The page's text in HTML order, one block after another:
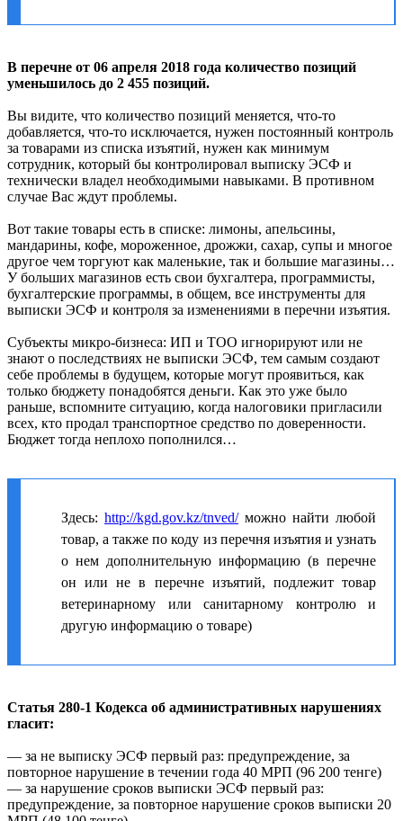
В перечне от 06 апреля 2018 года количество позиций
уменьшилось до 2 455 позиций.
Вы видите, что количество позиций меняется, что-то
добавляется, что-то исключается, нужен постоянный контроль
за товарами из списка изъятий, нужен как минимум
сотрудник, который бы контролировал выписку ЭСФ и
технически владел необходимыми навыками. В противном
случае Вас ждут проблемы.
Вот такие товары есть в списке: лимоны, апельсины,
мандарины, кофе, мороженное, дрожжи, сахар, супы и многое
другое чем торгуют как маленькие, так и большие магазины…
У больших магазинов есть свои бухгалтера, программисты,
бухгалтерские программы, в общем, все инструменты для
выписки ЭСФ и контроля за изменениями в перечни изъятия.
Субъекты микро-бизнеса: ИП и ТОО игнорируют или не
знают о последствиях не выписки ЭСФ, тем самым создают
себе проблемы в будущем, которые могут проявиться, как
только бюджету понадобятся деньги. Как это уже было
раньше, вспомните ситуацию, когда налоговики пригласили
всех, кто продал транспортное средство по доверенности.
Бюджет тогда неплохо пополнился…
Здесь: http://kgd.gov.kz/tnved/можно найти любой
товар, а также по коду из перечня изъятия и узнать
о нем дополнительную информацию (в перечне
он или не в перечне изъятий, подлежит товар
ветеринарному или санитарному контролю и
другую информацию о товаре)
Статья 280-1 Кодекса об административных нарушениях
гласит:
— за не выписку ЭСФ первый раз: предупреждение, за
повторное нарушение в течении года 40 МРП (96 200 тенге)
— за нарушение сроков выписки ЭСФ первый раз:
предупреждение, за повторное нарушение сроков выписки 20